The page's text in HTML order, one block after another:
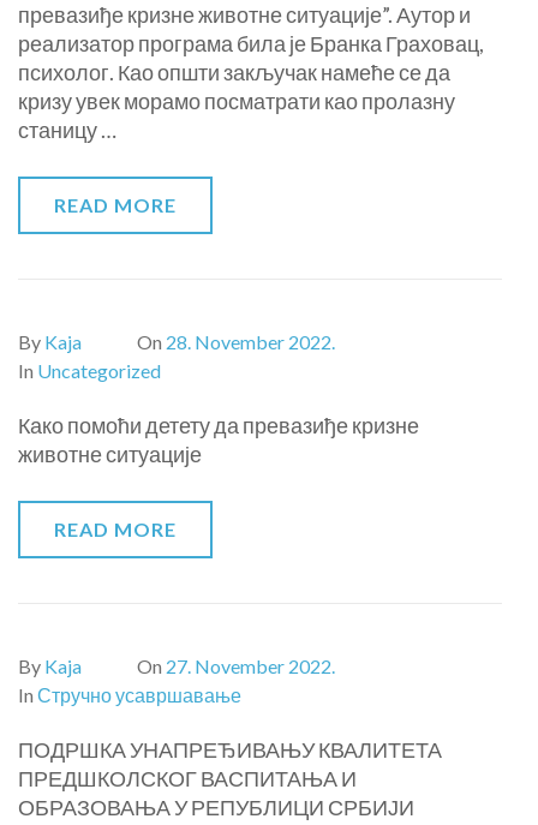
превазиђе кризне животне ситуације”. Аутор и
реализатор програма била је Бранка Граховац,
психолог. Као општи закључак намеће се да
кризу увек морамо посматрати као пролазну
станицу …
READ MORE
By Kaja On 28. November 2022.
In Uncategorized
Како помоћи детету да превазиђе кризне
животне ситуације
READ MORE
By Kaja On 27. November 2022.
In Стручно усавршавање
ПОДРШКА УНАПРЕЂИВАЊУ КВАЛИТЕТА
ПРЕДШКОЛСКОГ ВАСПИТАЊА И
ОБРАЗОВАЊА У РЕПУБЛИЦИ СРБИЈИ